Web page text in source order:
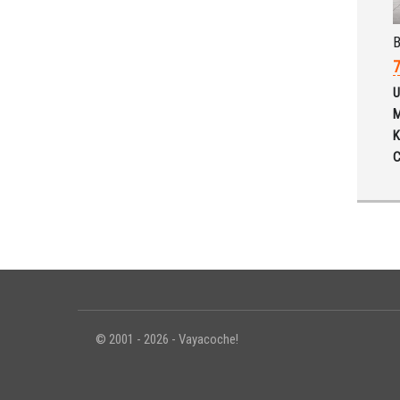
© 2001 - 2026 - Vayacoche!